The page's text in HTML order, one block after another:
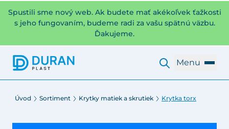
Spustili sme nový web. Ak budete mať akékoľvek ťažkosti
s jeho fungovaním, budeme radi za vašu spätnú väzbu.
Ďakujeme.
Menu
Úvod Sortiment Krytky matiek a skrutiek Krytka torx